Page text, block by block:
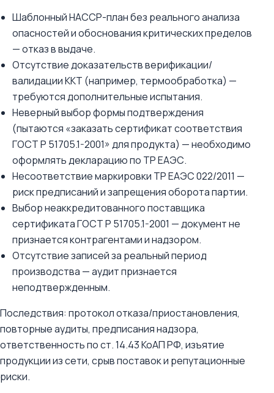
Шаблонный HACCP-план без реального анализа
опасностей и обоснования критических пределов
— отказ в выдаче.
Отсутствие доказательств верификации/
валидации ККТ (например, термообработка) —
требуются дополнительные испытания.
Неверный выбор формы подтверждения
(пытаются «заказать сертификат соответствия
ГОСТ Р 51705.1-2001» для продукта) — необходимо
оформлять декларацию по ТР ЕАЭС.
Несоответствие маркировки ТР ЕАЭС 022/2011 —
риск предписаний и запрещения оборота партии.
Выбор неаккредитованного поставщика
сертификата ГОСТ Р 51705.1-2001 — документ не
признается контрагентами и надзором.
Отсутствие записей за реальный период
производства — аудит признается
неподтвержденным.
Последствия: протокол отказа/приостановления,
повторные аудиты, предписания надзора,
ответственность по ст. 14.43 КоАП РФ, изъятие
продукции из сети, срыв поставок и репутационные
риски.